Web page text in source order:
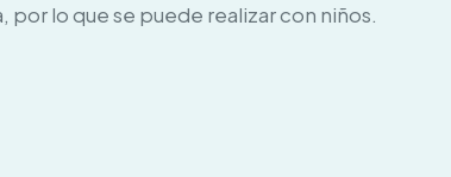
lo que se puede realizar con niños.